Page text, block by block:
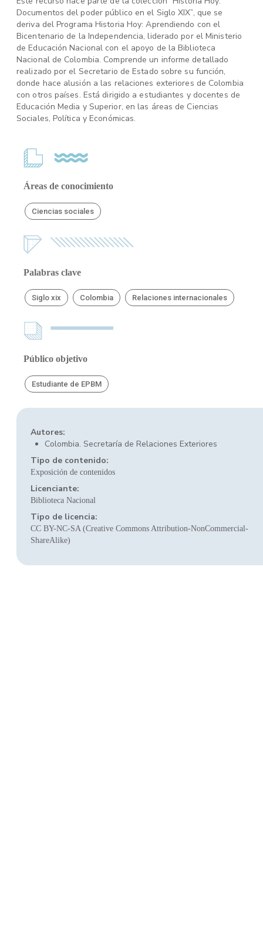
Documentos del poder público en el Siglo XIX”, que se
deriva del Programa Historia Hoy: Aprendiendo con el
Bicentenario de la Independencia, liderado por el Ministerio
de Educación Nacional con el apoyo de la Biblioteca
Nacional de Colombia. Comprende un informe detallado
realizado por el Secretario de Estado sobre su función,
donde hace alusión a las relaciones exteriores de Colombia
con otros países. Está dirigido a estudiantes y docentes de
Educación Media y Superior, en las áreas de Ciencias
Sociales, Política y Económicas.
Áreas de conocimiento
Ciencias sociales
Palabras clave
Siglo xix Colombia Relaciones internacionales
Público objetivo
Estudiante de EPBM
Autores:
Colombia. Secretaría de Relaciones Exteriores
Tipo de contenido:
Exposición de contenidos
Licenciante:
Biblioteca Nacional
Tipo de licencia:
CC BY-NC-SA (Creative Commons Attribution-NonCommercial-
ShareAlike)